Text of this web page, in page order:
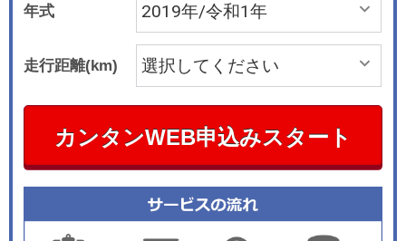
年式
走行距離(km)
カンタンWEB申込みスタート